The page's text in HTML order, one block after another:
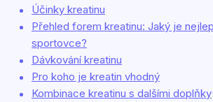
Účinky kreatinu
Přehled forem kreatinu: Jaký je
sportovce?
Dávkování kreatinu
Pro koho je kreatin vhodný
Kombinace kreatinu s dalšími doplňky